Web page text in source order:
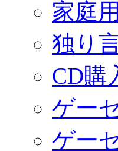
家庭
独り
CD購
ゲー
ゲー